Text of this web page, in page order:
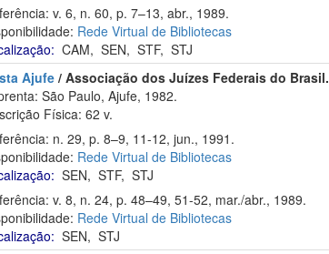
v. 6, n. 60, p. 7–13, abr., 1989.
Rede Virtual de Bibliotecas
CAM,SEN,STF,STJ
Ajufe / Associação dos Juízes Federais do Brasil.
São Paulo, Ajufe, 1982.
Física: 62 v.
n. 29, p. 8–9, 11-12, jun., 1991.
Rede Virtual de Bibliotecas
SEN,STF,STJ
v. 8, n. 24, p. 48–49, 51-52, mar./abr., 1989.
Rede Virtual de Bibliotecas
SEN,STJ